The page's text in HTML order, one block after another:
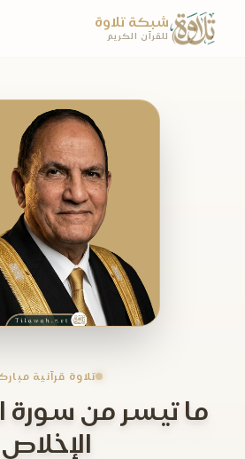
شبكة تلاوة
للقرآن الكريم
تلاوة قرآنية
ما تيسر من سورة
الإخلاص